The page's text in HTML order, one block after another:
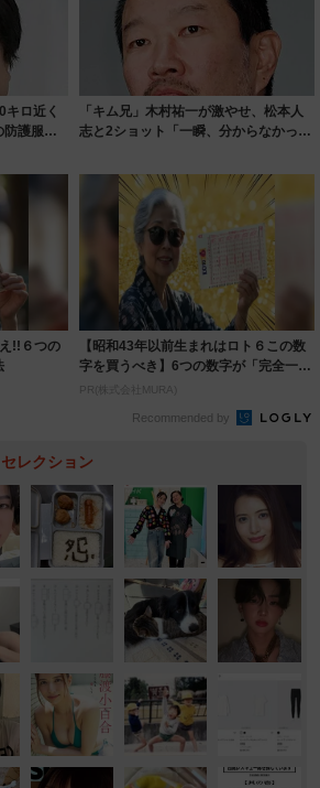
キロ近く
護服が
「キム兄」木村祐一が激やせ、松本人
志と2ショット「一瞬、分からなかった
!!６つの
【昭和43年以前生まれはロト６この数
字を買うべき】6つの数字が「完全一
致」する方...
PR(株式会社MURA)
Recommended by
レクション